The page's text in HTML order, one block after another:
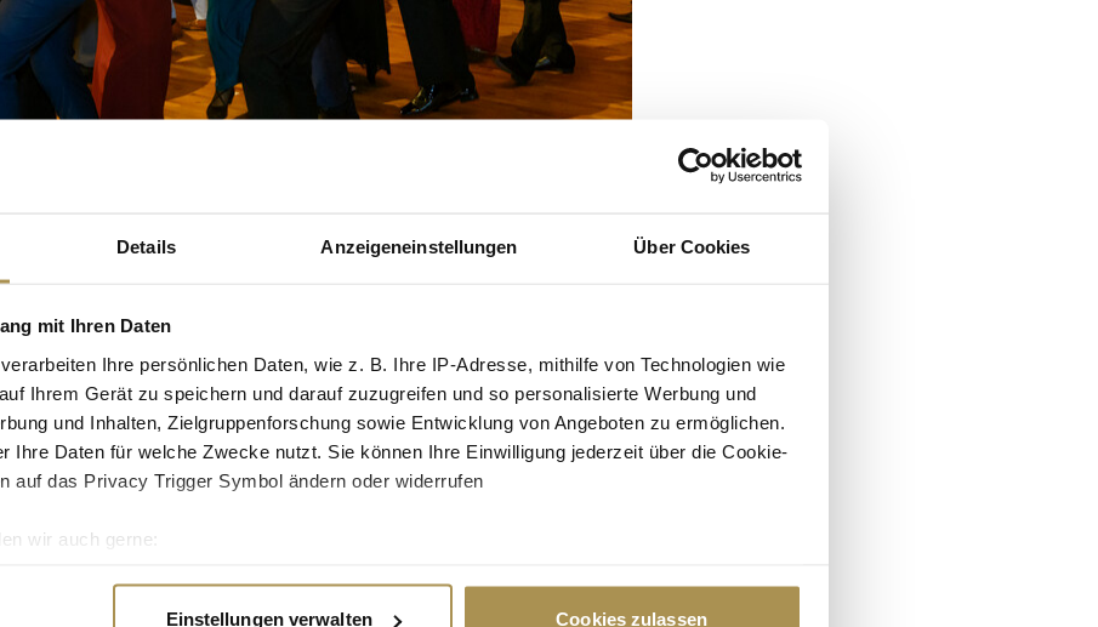
Details Anzeigeneinstellungen Über Cookies
mit Ihren Daten
verarbeiten Ihre persönlichen Daten, wie z. B. Ihre IP-Adresse, mithilfe von Technologien wie
Ihrem Gerät zu speichern und darauf zuzugreifen und so personalisierte Werbung und
und Inhalten, Zielgruppenforschung sowie Entwicklung von Angeboten zu ermöglichen.
Ihre Daten für welche Zwecke nutzt. Sie können Ihre Einwilligung jederzeit über die Cookie-
auf das Privacy Trigger Symbol ändern oder widerrufen
wir auch gerne:
Einstellungen verwalten Cookies zulassen
Advertisement